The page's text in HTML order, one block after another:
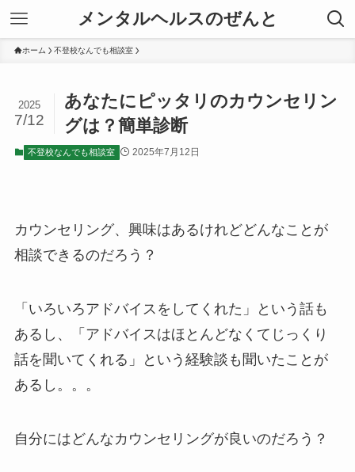
メンタルヘルスのぜんと
ホーム 不登校なんでも相談室
あなたにピッタリのカウンセリン
グは？簡単診断
2025
7/12
不登校なんでも相談室 2025年7月12日
カウンセリング、興味はあるけれどどんなことが
相談できるのだろう？
「いろいろアドバイスをしてくれた」という話も
あるし、「アドバイスはほとんどなくてじっくり
話を聞いてくれる」という経験談も聞いたことが
あるし。。。
自分にはどんなカウンセリングが良いのだろう？